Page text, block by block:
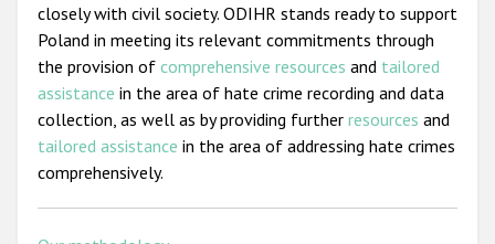
closely with civil society. ODIHR stands ready to support
Poland in meeting its relevant commitments through
the provision of comprehensive resources and tailored
assistance in the area of hate crime recording and data
collection, as well as by providing further resources and
tailored assistance in the area of addressing hate crimes
comprehensively.